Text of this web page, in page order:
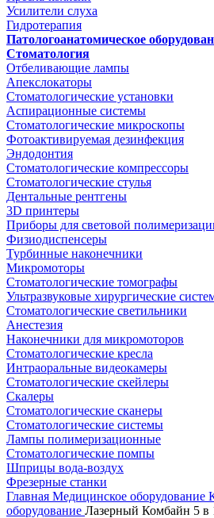
Усилители слуха
Гидротерапия
Патологоанатомическое
Стоматология
Отбеливающие лампы
Апекслокаторы
Стоматологические установки
Аспирационные системы
Стоматологические микроскопы
Фотоактивируемая дезинфекция
Эндодонтия
Стоматологические компрессоры
Стоматологические стулья
Дентальные рентгены
3D принтеры
Приборы для световой
Физиодиспенсеры
Турбинные наконечники
Микромоторы
Стоматологические томографы
Ультразвуковые хирургические
Стоматологические светильники
Анестезия
Наконечники для микромоторов
Стоматологические кресла
Интраоральные видеокамеры
Стоматологические скейлеры
Скалеры
Стоматологические сканеры
Стоматологические системы
Лампы полимеризационные
Стоматологические помпы
Шприцы вода-воздух
Фрезерные станки
Главная Медицинское оборудование
оборудование Лазерный Комбайн 5 в